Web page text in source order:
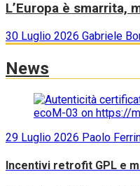
L’Europa è smarrita,
30 Luglio 2026 Gabriele
News
29 Luglio 2026 Paolo
Incentivi retrofit GPL e